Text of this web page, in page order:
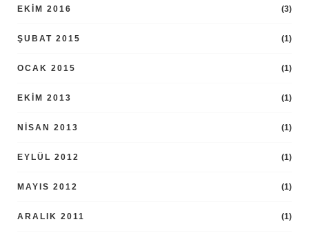
EKIM 2016 (3)
ŞUBAT 2015 (1)
OCAK 2015 (1)
EKIM 2013 (1)
NISAN 2013 (1)
EYLÜL 2012 (1)
MAYIS 2012 (1)
ARALIK 2011 (1)